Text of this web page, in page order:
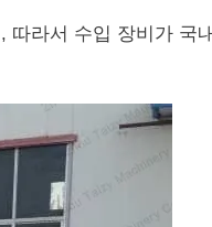
따라서 수입 장비가 국